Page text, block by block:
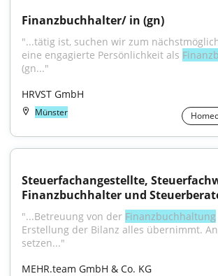
Finanzbuchhalter/ in (gn)
"...tätig ist, suchen wir zum
eine engagierte Persönlichkeit als
(gn..."
HRVST GmbH
Münster
Steuerfachangestellte,
Finanzbuchhalter und
"...Betreuung von der Finanzbuchhaltung
Erstellung der Bilanz alles übernimmt.
setzen..."
MEHR.team GmbH & Co. KG